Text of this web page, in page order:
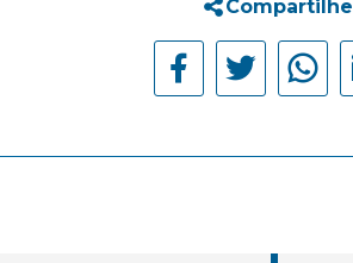
Compartilhe